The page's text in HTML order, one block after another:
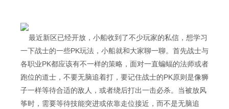
最近新区已经开放，小船收到了不少玩家的私信，想学习
一下战士的一些PK玩法，小船就和大家聊一聊。首先战士与
各职业PK都应该有不一样的策略，面对一直蝙蝠的法师或者
跑位的道士，不要无脑追着打，要记住战士的PK原则是像狮
子一样等待合适的敌人，或者绕后打出一击必杀。当被放风
筝时，需要等待技能突进或依靠走位接近，而不是无脑追